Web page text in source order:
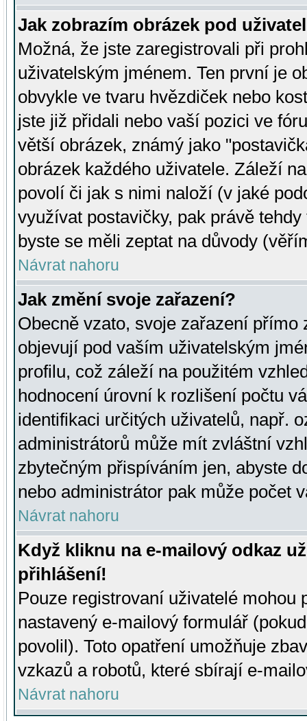
Jak zobrazím obrázek pod
Možná, že jste zaregistrovali při
uživatelským jménem. Ten první je
obvykle ve tvaru hvězdiček nebo
jste již přidali nebo vaší pozici ve
větší obrázek, známý jako
obrázek každého uživatele. Záleží
povolí či jak s nimi naloží (v jaké
využívat postavičky, pak právě
byste se měli zeptat na důvody
Návrat nahoru
Jak změní svoje zařazení?
Obecně vzato, svoje zařazení přímo
objevují pod vaším uživatelským
profilu, což záleží na použitém
hodnocení úrovní k rozlišení počtu
identifikaci určitých uživatelů, např.
administrátorů může mít zvláštní
zbytečným přispíváním jen, abyste
nebo administrátor pak může počet
Návrat nahoru
Když kliknu na e-mailový odkaz
přihlášení!
Pouze registrovaní uživatelé mohou
nastavený e-mailový formulář
povolil). Toto opatření umožňuje
vzkazů a robotů, které sbírají e-
Návrat nahoru